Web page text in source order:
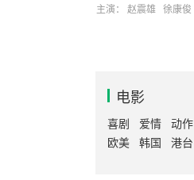
主演： 赵震雄 徐康俊
电影
喜剧 爱情 动作
欧美
韩国 港台